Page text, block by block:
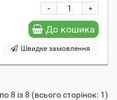
+
-
До кошика
Швидке замовлення
8 із 8 (всього сторінок: 1)